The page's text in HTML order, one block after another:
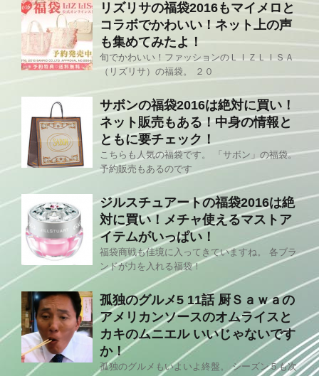
リズリサの福袋2016もマイメロと
コラボでかわいい！ネット上の声
も集めてみたよ！
旬でかわいい！ファッションのＬＩＺＬＩＳＡ
（リズリサ）の福袋。 ２０
サボンの福袋2016は絶対に買い！
ネット販売もある！中身の情報と
ともに要チェック！
こちらも人気の福袋です。 「サボン」の福袋。
予約販売もあるのです
ジルスチュアートの福袋2016は絶
対に買い！メチャ使えるマストア
イテムがいっぱい！
福袋商戦も佳境に入ってきていますね。 各ブラ
ンドが力を入れる福袋！
孤独のグルメ5 11話 厨Ｓａｗａの
アメリカンソースのオムライスと
カキのムニエル いいじゃないです
か！
孤独のグルメもいよいよ終盤。 シーズン５も次